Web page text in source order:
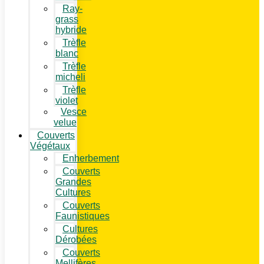
Ray-
grass
hybride
Trèfle
blanc
Trèfle
micheli
Trèfle
violet
Vesce
velue
Couverts
Végétaux
Enherbement
Couverts
Grandes
Cultures
Couverts
Faunistiques
Cultures
Dérobées
Couverts